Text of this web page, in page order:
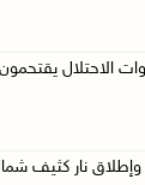
الاحتلال في مدينة
الاحتلال
نار كثيف